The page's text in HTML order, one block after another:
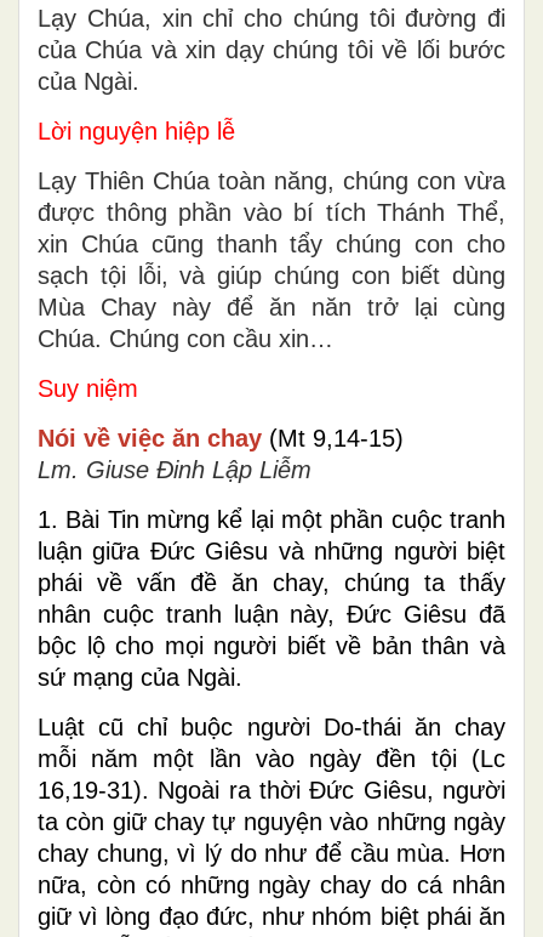
Lạy Chúa, xin chỉ cho chúng tôi đường đi
của Chúa và xin dạy chúng tôi về lối bước
của Ngài.
Lời nguyện hiệp lễ
Lạy Thiên Chúa toàn năng, chúng con vừa
được thông phần vào bí tích Thánh Thể,
xin Chúa cũng thanh tẩy chúng con cho
sạch tội lỗi, và giúp chúng con biết dùng
Mùa Chay này để ăn năn trở lại cùng
Chúa. Chúng con cầu xin…
Suy niệm
Nói về việc ăn chay(Mt 9,14-15)
Lm. Giuse Đinh Lập Liễm
1. Bài Tin mừng kể lại một phần cuộc tranh
luận giữa Đức Giêsu và những người biệt
phái về vấn đề ăn chay, chúng ta thấy
nhân cuộc tranh luận này, Đức Giêsu đã
bộc lộ cho mọi người biết về bản thân và
sứ mạng của Ngài.
Luật cũ chỉ buộc người Do-thái ăn chay
mỗi năm một lần vào ngày đền tội (Lc
16,19-31). Ngoài ra thời Đức Giêsu, người
ta còn giữ chay tự nguyện vào những ngày
chay chung, vì lý do như để cầu mùa. Hơn
nữa, còn có những ngày chay do cá nhân
giữ vì lòng đạo đức, như nhóm biệt phái ăn